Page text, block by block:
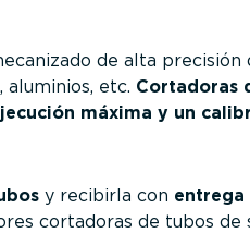
de alta precisión
aluminios, etc. Cortadoras
máxima y un
y recibirla con entrega
cortadoras de tubos de